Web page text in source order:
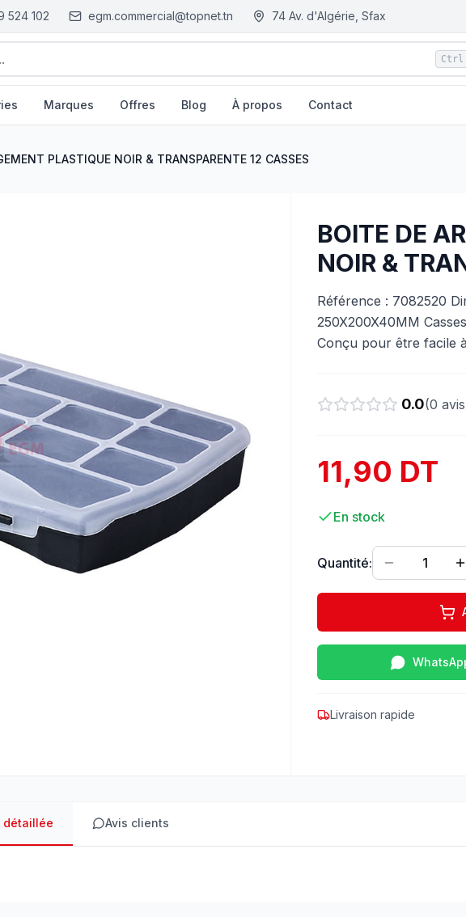
524 102 egm.commercial@topnet.tn 74 Av. d'Algérie, Sfax
Ctrl
Marques Offres Blog À propos Contact
PLASTIQUE NOIR & TRANSPARENTE 12 CASSES
BOITE DE
NOIR &
Référence : 7082520
250X200X40MM
Conçu pour être facile
0.0(0
11,90 DT
En stock
Quantité: 1
Livraison rapide
détaillée Avis clients